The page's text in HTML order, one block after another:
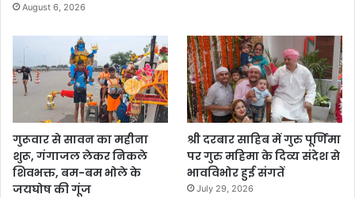
August 6, 2026
गुरूवार से सावन का महीना
शुरू, गंगाजल लेकर निकले
शिवभक्त, बम-बम भोले के
जयघोष की गूंज
श्री दरबार साहिब में गुरु पूर्णिमा
पर गुरु महिमा के दिव्य संदेश से
भावविभोर हुई संगतें
July 29, 2026